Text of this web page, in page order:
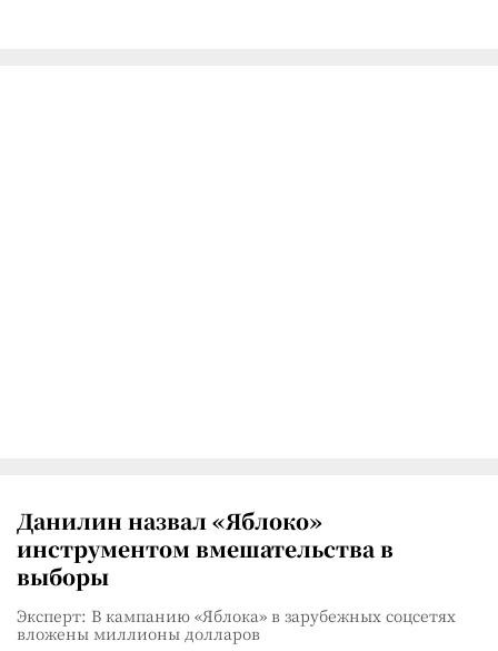
Данилин назвал «Яблоко»
инструментом вмешательства в
выборы
Эксперт: В кампанию «Яблока» в зарубежных соцсетях
вложены миллионы долларов